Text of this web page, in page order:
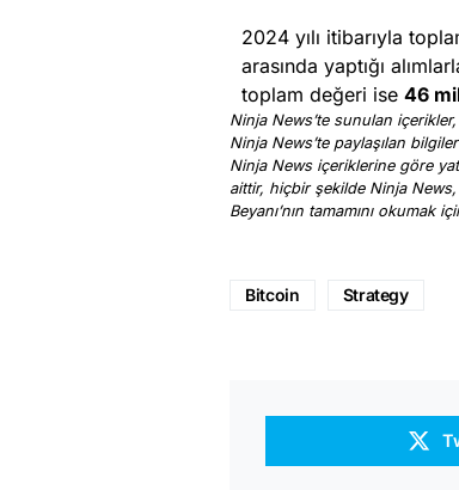
2024 yılı itibarıyla
arasında yaptığı
toplam değeri ise 46
Ninja News’te sunulan
Ninja News’te paylaşılan
Ninja News içeriklerine göre
aittir, hiçbir şekilde Ninja
Beyanı’nın tamamını okumak
Bitcoin Strategy